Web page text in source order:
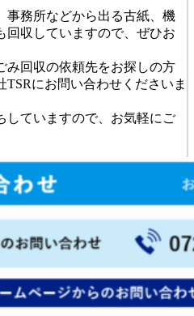
事務所などから出る古紙、機
回収していますので、ぜひお
み回収の依頼先をお探しの方
にお問い合わせくださいま
していますので、お気軽にご